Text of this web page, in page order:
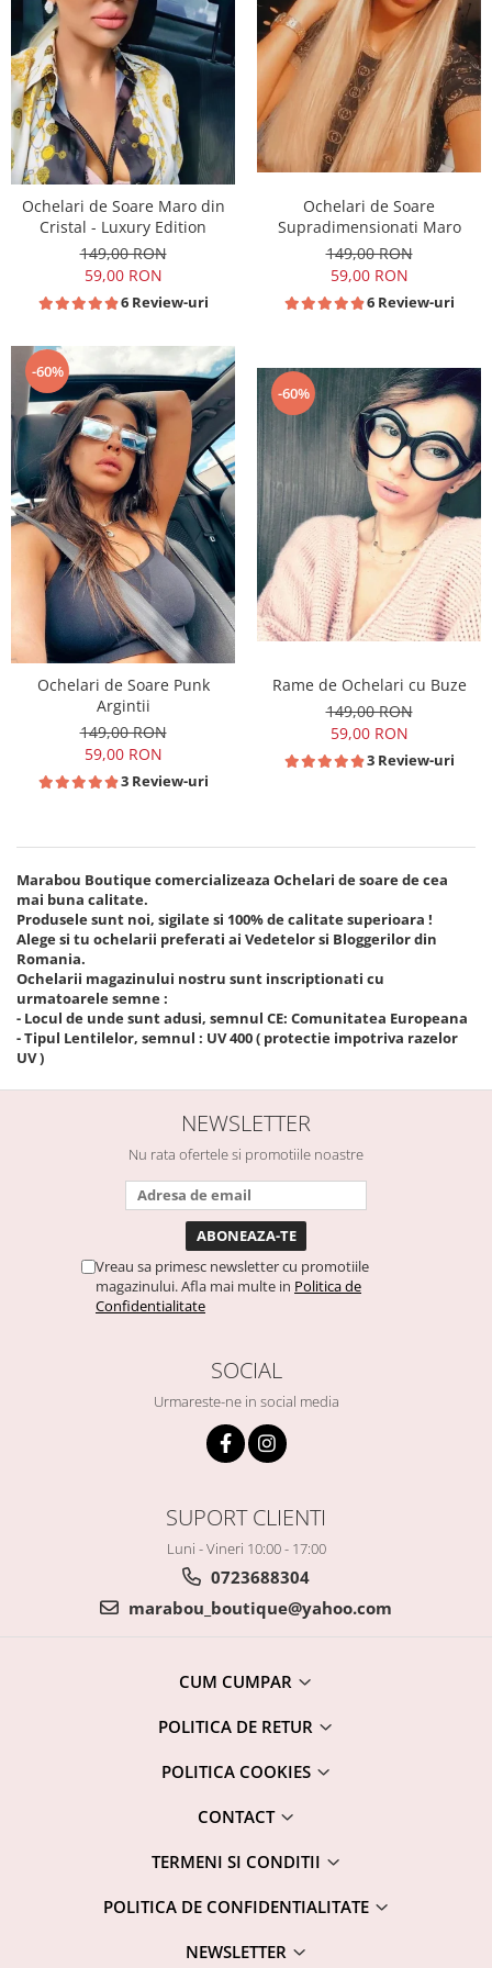
Ochelari de Soare Maro din
Cristal - Luxury Edition
149,00 RON
59,00 RON
6 Review-uri
Ochelari de Soare
Supradimensionati Maro
149,00 RON
59,00 RON
6 Review-uri
-60%
Ochelari de Soare Punk
Argintii
149,00 RON
59,00 RON
3 Review-uri
-60%
Rame de Ochelari cu Buze
149,00 RON
59,00 RON
3 Review-uri
Marabou Boutique comercializeaza Ochelari de soare decea
mai buna calitate.
Produsele sunt noi, sigilate si 100% de calitate superioara !
Alege si tu ochelarii preferati ai Vedetelor si Bloggerilor din
Romania.
Ochelarii magazinului nostru sunt inscriptionati cu
urmatoarele semne :
- ​Locul de unde sunt adusi, semnul CE: Comunitatea Europeana
- Tipul Lentilelor, semnul : UV 400 ( protectie impotriva razelor
UV )
NEWSLETTER
Nu rata ofertele si promotiile noastre
Vreau sa primesc newsletter cu promotiile
magazinului. Afla mai multe in Politica de
Confidentialitate
SOCIAL
Urmareste-ne in social media
SUPORT CLIENTI
Luni - Vineri 10:00 - 17:00
0723688304
marabou_boutique@yahoo.com
CUM CUMPAR
POLITICA DE RETUR
POLITICA COOKIES
CONTACT
TERMENI SI CONDITII
POLITICA DE CONFIDENTIALITATE
NEWSLETTER